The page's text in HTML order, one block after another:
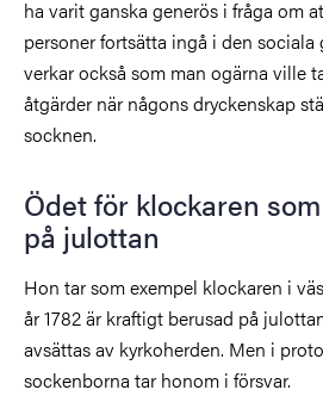
ha varit ganska generös i fråga om
personer fortsätta ingå i den sociala
verkar också som man ogärna ville
åtgärder när någons dryckenskap
socknen.
Ödet för klockaren
på julottan
Hon tar som exempel klockaren i
år 1782 är kraftigt berusad på
avsättas av kyrkoherden. Men i
sockenborna tar honom i försvar.